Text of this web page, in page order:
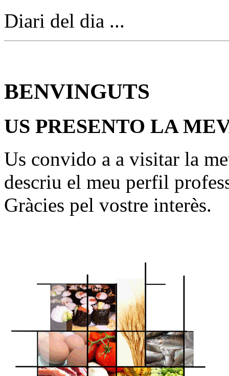
Diari del dia ...
BENVINGUTS
US PRESENTO LA
Us convido a a visitar la
descriu el meu perfil
Gràcies pel vostre interès.